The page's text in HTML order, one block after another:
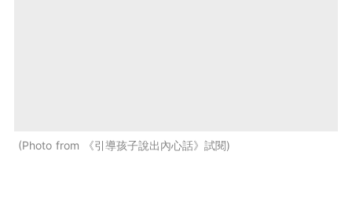
Photo from 《引導孩子說出內心話》試閱